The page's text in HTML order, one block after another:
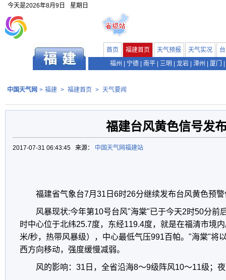
今天是2026年8月9日 星期日
首页 福建首页 天气预报 天气实况
福州
宁德 南平 三明 龙岩 漳州 厦门
中国天气网 > 福建 > 福建首页 > 天气要闻
福建台风黄色信号发
2017-07-31 06:43:45 来源： 中国天气网福建站
福建省气象台7月31日6时26分继续发布台风黄色预
风暴现状:今年第10号台风"海棠"已于今天2时50分前
时中心位于北纬25.7度，东经119.4度，就是在福清市境
米/秒，热带风暴级），中心最低气压991百帕。"海棠"将
西方向移动，强度缓慢减弱。
风的影响：31日，全省沿海8～9级阵风10～11级；